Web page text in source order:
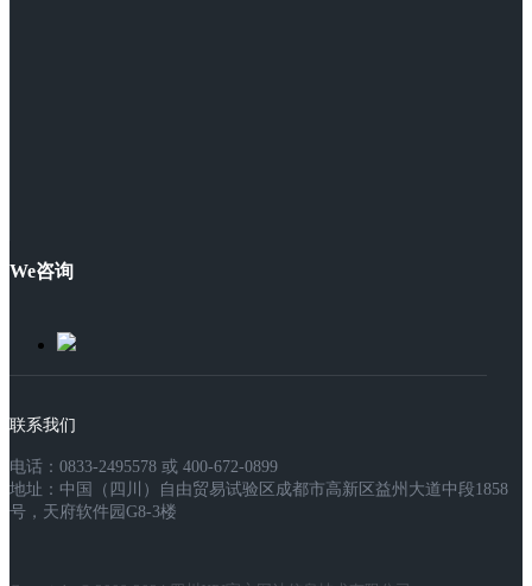
We咨询
联系我们
电话：0833-2495578 或 400-672-0899
地址：中国（四川）自由贸易试验区成都市高新区益州大道中段1858
号，天府软件园G8-3楼